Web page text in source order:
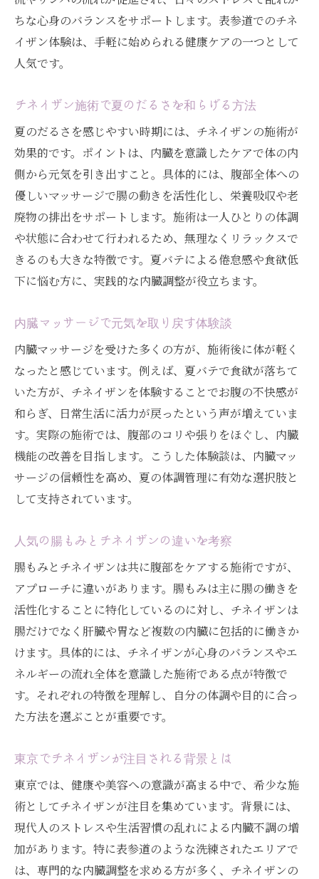
ちな心身のバランスをサポートします。表参道でのチネ
イザン体験は、手軽に始められる健康ケアの一つとして
人気です。
チネイザン施術で夏のだるさを和らげる方法
夏のだるさを感じやすい時期には、チネイザンの施術が
効果的です。ポイントは、内臓を意識したケアで体の内
側から元気を引き出すこと。具体的には、腹部全体への
優しいマッサージで腸の動きを活性化し、栄養吸収や老
廃物の排出をサポートします。施術は一人ひとりの体調
や状態に合わせて行われるため、無理なくリラックスで
きるのも大きな特徴です。夏バテによる倦怠感や食欲低
下に悩む方に、実践的な内臓調整が役立ちます。
内臓マッサージで元気を取り戻す体験談
内臓マッサージを受けた多くの方が、施術後に体が軽く
なったと感じています。例えば、夏バテで食欲が落ちて
いた方が、チネイザンを体験することでお腹の不快感が
和らぎ、日常生活に活力が戻ったという声が増えていま
す。実際の施術では、腹部のコリや張りをほぐし、内臓
機能の改善を目指します。こうした体験談は、内臓マッ
サージの信頼性を高め、夏の体調管理に有効な選択肢と
して支持されています。
人気の腸もみとチネイザンの違いを考察
腸もみとチネイザンは共に腹部をケアする施術ですが、
アプローチに違いがあります。腸もみは主に腸の働きを
活性化することに特化しているのに対し、チネイザンは
腸だけでなく肝臓や胃など複数の内臓に包括的に働きか
けます。具体的には、チネイザンが心身のバランスやエ
ネルギーの流れ全体を意識した施術である点が特徴で
す。それぞれの特徴を理解し、自分の体調や目的に合っ
た方法を選ぶことが重要です。
東京でチネイザンが注目される背景とは
東京では、健康や美容への意識が高まる中で、希少な施
術としてチネイザンが注目を集めています。背景には、
現代人のストレスや生活習慣の乱れによる内臓不調の増
加があります。特に表参道のような洗練されたエリアで
は、専門的な内臓調整を求める方が多く、チネイザンの